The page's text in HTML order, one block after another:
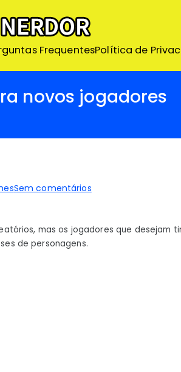
Nerdor – Nerd ao
Nerdor - A maior loja Nerd
FrequentesPolítica de
novos jogadores
Sem comentáriosem
Duel
mas os jogadores que desejam
de personagens.